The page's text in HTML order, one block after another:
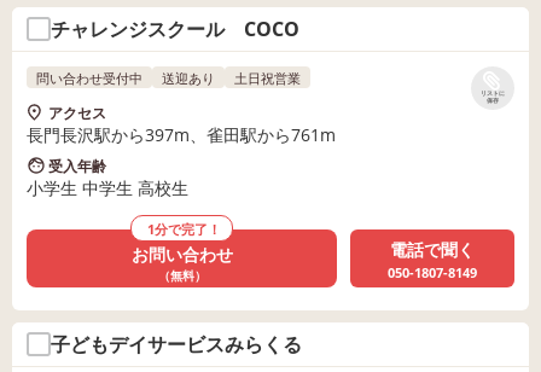
チャレンジスクール COCO
リストに
保存
問い合わせ受付中 送迎あり 土日祝営業
アクセス
長門長沢駅から397m、雀田駅から761m
受入年齢
小学生 中学生 高校生
1分で完了！
お問い合わせ
（無料）
電話で聞く
050-1807-8149
子どもデイサービスみらくる